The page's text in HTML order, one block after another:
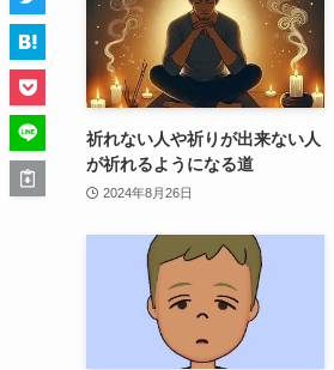
祈れない人や祈りが出来ない人
が祈れるようになる道
2024年8月26日